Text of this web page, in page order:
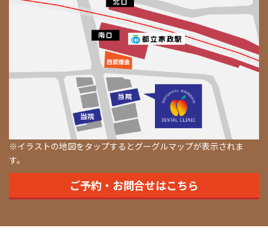
※イラストの地図をタップするとグーグルマップが表示されま
す。
ご予約・お問合せはこちら